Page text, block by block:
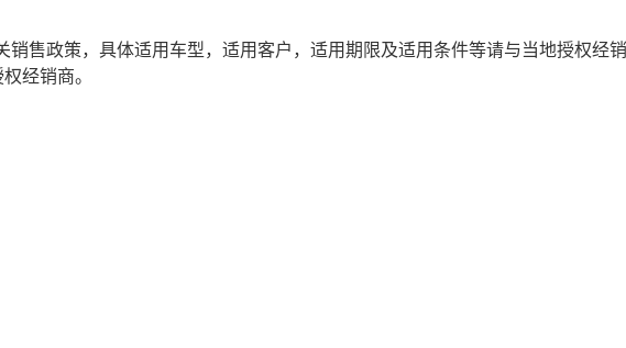
售政策，具体适用车型，适用客户，适用期限及适用条件等请与当地授权经销
经销商。